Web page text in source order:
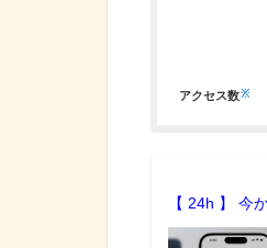
アクセス数※
【 24h 】 今